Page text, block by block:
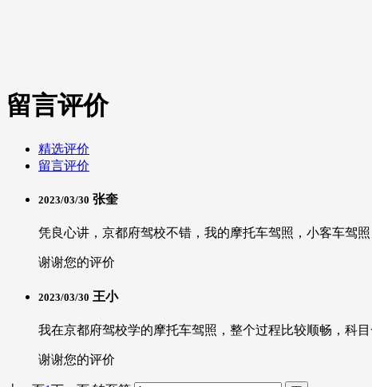
留言评价
精选评价
留言评价
2023/03/30 张奎
凭良心讲，京都府驾校不错，我的摩托车驾照，小客车驾
谢谢您的评价
2023/03/30 王小
我在京都府驾校学的摩托车驾照，整个过程比较顺畅，科
谢谢您的评价